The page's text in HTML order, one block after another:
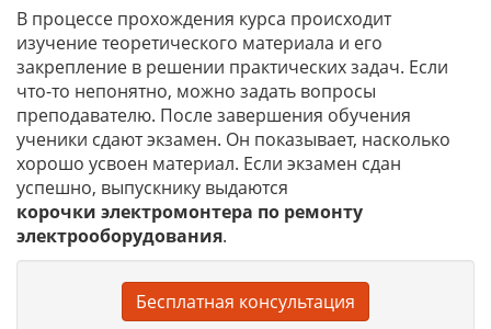
В процессе прохождения курса происходит
изучение теоретического материала и его
закрепление в решении практических задач. Если
что-то непонятно, можно задать вопросы
преподавателю. После завершения обучения
ученики сдают экзамен. Он показывает, насколько
хорошо усвоен материал. Если экзамен сдан
успешно, выпускнику выдаются
корочки электромонтера по ремонту
электрооборудования.
Бесплатная консультация